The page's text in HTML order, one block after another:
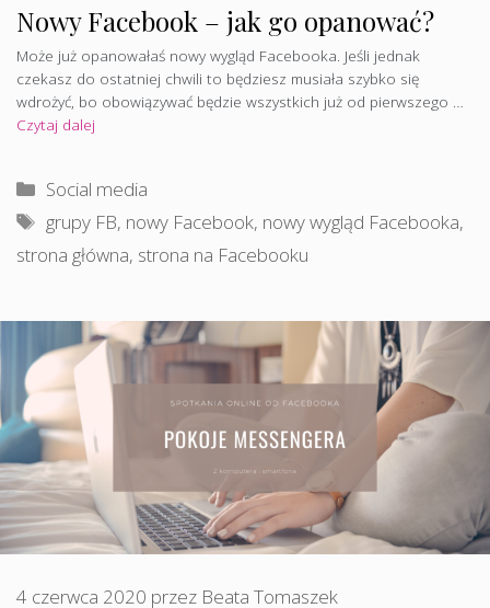
Nowy Facebook – jak go opanować?
Może już opanowałaś nowy wygląd Facebooka. Jeśli jednak
czekasz do ostatniej chwili to będziesz musiała szybko się
wdrożyć, bo obowiązywać będzie wszystkich już od pierwszego …
Czytaj dalej
Kategorie
Social media
Tagi
grupy FB, nowy Facebook, nowy wygląd Facebooka,
strona główna, strona na Facebooku
4 czerwca 2020 przez Beata Tomaszek